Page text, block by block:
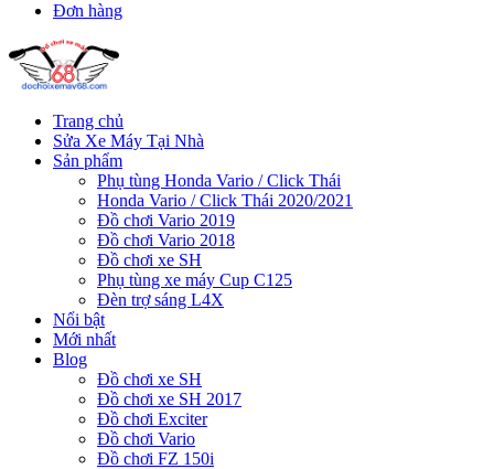
Đơn hàng
Trang chủ
Sửa Xe Máy Tại Nhà
Sản phẩm
Phụ tùng Honda Vario / Click Thái
Honda Vario / Click Thái 2020/2021
Đồ chơi Vario 2019
Đồ chơi Vario 2018
Đồ chơi xe SH
Phụ tùng xe máy Cup C125
Đèn trợ sáng L4X
Nổi bật
Mới nhất
Blog
Đồ chơi xe SH
Đồ chơi xe SH 2017
Đồ chơi Exciter
Đồ chơi Vario
Đồ chơi FZ 150i